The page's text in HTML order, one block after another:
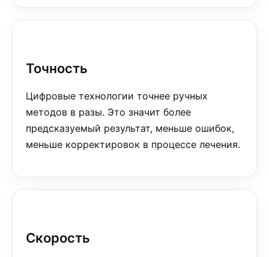
Точность
Цифровые технологии точнее ручных
методов в разы. Это значит более
предсказуемый результат, меньше ошибок,
меньше корректировок в процессе лечения.
Скорость